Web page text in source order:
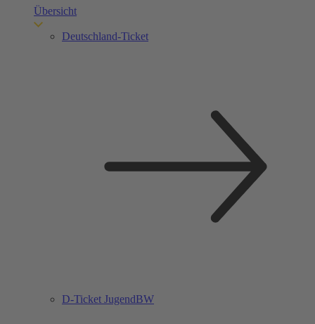
Übersicht
Deutschland-Ticket
D-Ticket JugendBW